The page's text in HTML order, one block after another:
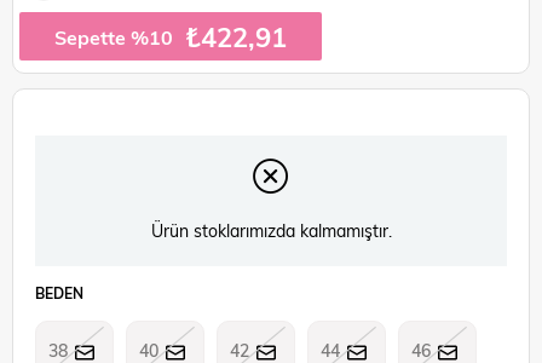
Sepette %10 ₺422,91
Ürün stoklarımızda kalmamıştır.
BEDEN
38 40 42 44 46